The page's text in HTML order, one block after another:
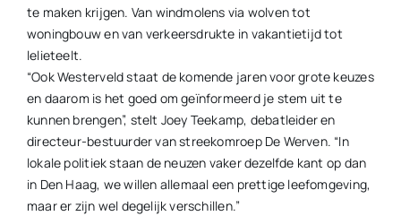
te maken krijgen. Van windmolens via wolven tot
woningbouw en van verkeersdrukte in vakantietijd tot
lelieteelt.
“Ook Westerveld staat de komende jaren voor grote keuzes
en daarom is het goed om geïnformeerd je stem uit te
kunnen brengen”, stelt Joey Teekamp, debatleider en
directeur-bestuurder van streekomroep De Werven. “In
lokale politiek staan de neuzen vaker dezelfde kant op dan
in Den Haag, we willen allemaal een prettige leefomgeving,
maar er zijn wel degelijk verschillen.”